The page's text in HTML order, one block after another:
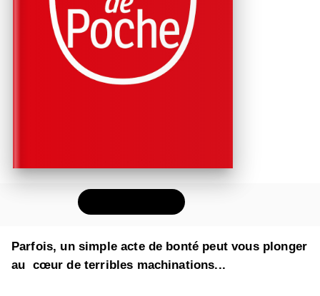
Parfois, un simple acte de bonté peut vous plonger
au cœur de terribles machinations...